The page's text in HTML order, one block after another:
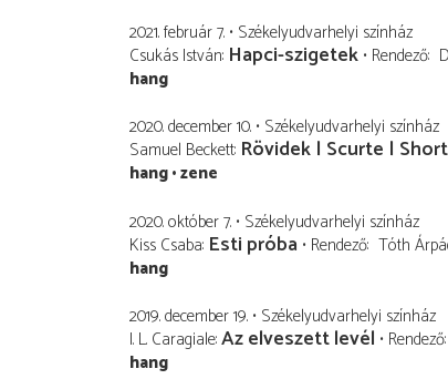
2021. február 7. Székelyudvarhelyi színház
Csukás István Hapci-szigetek Rendező
hang
2020. december 10. Székelyudvarhelyi színház
Samuel Beckett Rövidek | Scurte |
hang zene
2020. október 7. Székelyudvarhelyi színház
Kiss Csaba Esti próba Rendező Tóth
hang
2019. december 19. Székelyudvarhelyi színház
I. L. Caragiale Az elveszett levél Rendező
hang